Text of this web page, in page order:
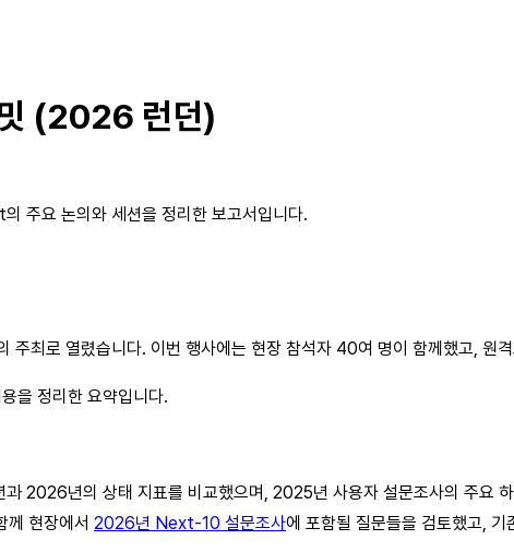
(2026 런던)
요 논의와 세션을 정리한 보고서입니다.
주최로 열렸습니다. 이번 행사에는 현장 참석자 40여 명이 함께했고, 원
을 정리한 요약입니다.
2026년의 상태 지표를 비교했으며, 2025년 사용자 설문조사의 주요 하
께 현장에서 2026년 Next-10 설문조사에 포함될 질문들을 검토했고,